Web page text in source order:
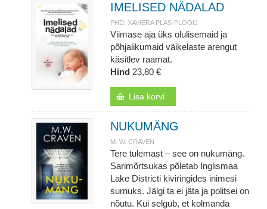
IMELISED NÄDALAD
PHD; XAVIERA PLAS-PLOOIJ
Viimase aja üks olulisemaid ja
põhjalikumaid väikelaste arengut
käsitlev raamat.
Hind 23,80 €
Lisa korvi
NUKUMÄNG
M. W. CRAVEN
Tere tulemast – see on nukumäng.
Sarimõrtsukas põletab Inglismaa
Lake Districti kiviringides inimesi
surnuks. Jälgi ta ei jäta ja politsei on
nõutu. Kui selgub, et kolmanda